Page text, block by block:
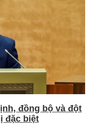
đồng bộ và đột
đặc biệt